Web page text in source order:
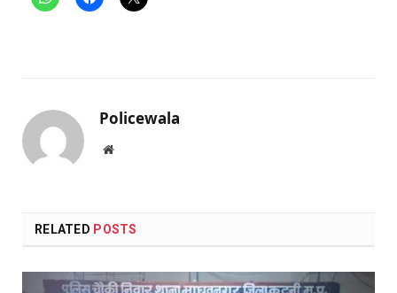
Policewala
Website
RELATED POSTS